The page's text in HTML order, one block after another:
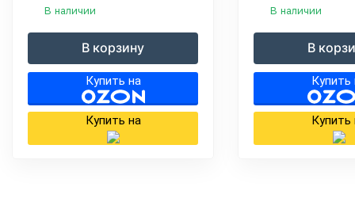
В наличии
В корзину
Купить на
Купить на
В наличии
В
Купить
Купить